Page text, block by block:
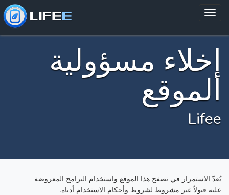
إخلاء مسؤولية
الموقع
Lifee
يُعدّ الاستمرار في تصفح هذا الموقع واستخدام البرامج المعروضة
عليه قبولاً غير مشروط لشروط وأحكام الاستخدام أدناه.